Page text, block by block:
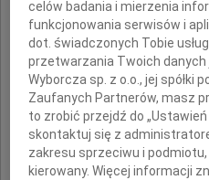
wyrazy
celów badania i mierzenia
funkcjonowania serwisów i
dot. świadczonych Tobie
przetwarzania Twoich
Wyborcza sp. z o.o., jej spółki
Zaufanych Partnerów, masz
to zrobić przejdź do
skontaktuj się z
zakresu sprzeciwu i
kierowany. Więcej informacji